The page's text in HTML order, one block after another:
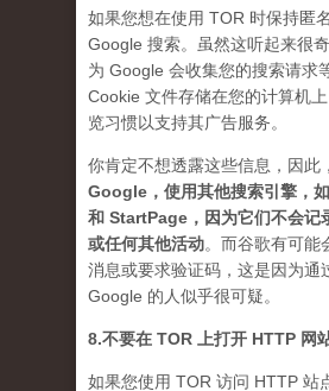
如果您想在使用 TOR 时保持匿
Google 搜索。虽然这听起来很
为 Google 会收集您的搜索请求
Cookie 文件存储在您的计算机
览习惯以支持其广告服务。
你肯定不想透露这些信息，因此，
Google，使用其他搜索引擎，
和 StartPage，因为它们不会记
或任何其他活动。而谷歌有可能
消息或要求验证码，这是因为通
Google 的人似乎很可疑。
8.不要在 TOR 上打开 HTTP 网
如果您使用 TOR 访问 HTTP 站